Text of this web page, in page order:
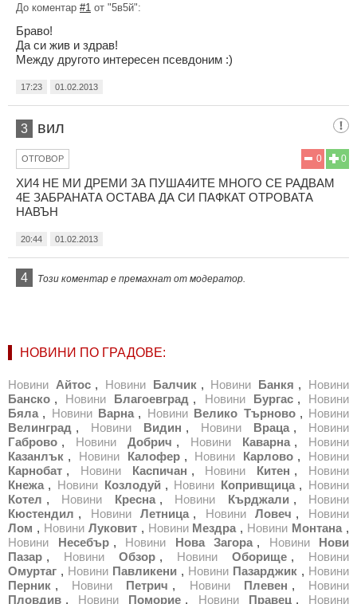
До коментар #1 от "5в5й":
Браво!
Да си жив и здрав!
Между другото интересен псевдоним :)
17:23 01.02.2013
3 вил
0
0
ОТГОВОР
ХИ4 НЕ МИ ДРЕМИ ЗА ПУША4ИТЕ МНОГО СЕ РАДВАМ
4Е ЗАБРАНАТА ОСТАВА ДА СИ ПАФКАТ ОТРОВАТА
НАВЪН
20:44 01.02.2013
4 Този коментар е премахнат от модератор.
НОВИНИ ПО ГРАДОВЕ:
Новини Айтос , Новини Балчик , Новини Банкя , Новини
Банско , Новини Благоевград , Новини Бургас , Новини
Бяла , Новини Варна , Новини Велико Търново , Новини
Велинград , Новини Видин , Новини Враца , Новини
Габрово , Новини Добрич , Новини Каварна , Новини
Казанлък , Новини Калофер , Новини Карлово , Новини
Карнобат , Новини Каспичан , Новини Китен , Новини
Кнежа , Новини Козлодуй , Новини Копривщица , Новини
Котел , Новини Кресна , Новини Кърджали , Новини
Кюстендил , Новини Летница , Новини Ловеч , Новини
Лом , Новини Луковит , Новини Мездра , Новини Монтана ,
Новини
Несебър , Новини Нова Загора , Новини
Нови
Пазар , Новини Обзор , Новини Оборище , Новини
Омуртаг , Новини Павликени , Новини Пазарджик , Новини
Перник , Новини Петрич , Новини Плевен , Новини
Пловдив , Новини Поморие , Новини Правец , Новини